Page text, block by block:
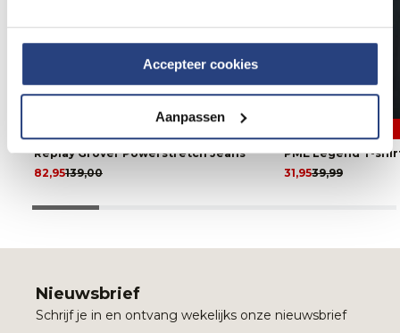
Accepteer cookies
Aanpassen
Replay Grover Powerstretch Jeans
139,00
82,95
PME Legend T-
39,99
31,95
Nieuwsbrief
Schrijf je in en ontvang wekelijks onze nieuwsbrief